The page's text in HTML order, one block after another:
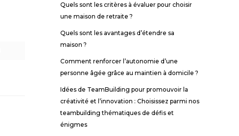
Quels sont les critères à évaluer pour choisir
une maison de retraite ?
Quels sont les avantages d’étendre sa
maison ?
Comment renforcer l’autonomie d’une
personne âgée grâce au maintien à domicile ?
Idées de TeamBuilding pour promouvoir la
créativité et l’innovation : Choisissez parmi nos
teambuilding thématiques de défis et
énigmes